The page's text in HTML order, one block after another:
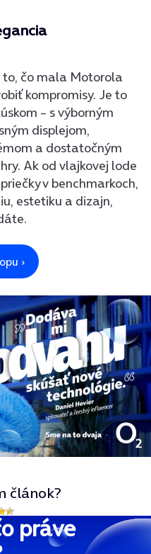
to, čo mala Motorola
kompromisy. Je to
– s výborným
displejom,
a dostatočným
Ak od vlajkovej lode
v benchmarkoch,
estetiku a dizajn,
článok?
práve